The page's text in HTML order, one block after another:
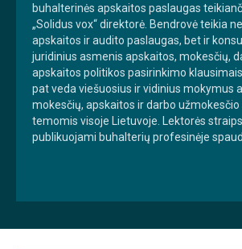
buhalterinės apskaitos paslaugas
„Solidus vox“ direktorė. Bendrovė teikia
apskaitos ir audito paslaugas, bet ir
juridinius asmenis apskaitos, mokesčių,
apskaitos politikos pasirinkimo
pat veda viešuosius ir vidinius mokymus
mokesčių, apskaitos ir darbo
temomis visoje Lietuvoje. Lektorės
publikuojami buhalterių profesinėje